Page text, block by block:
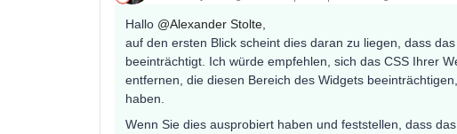
Hallo ​ @Alexander Stolte
auf den ersten Blick scheint dies daran zu liegen, dass
beeinträchtigt. Ich würde empfehlen, sich das CSS Ihrer
entfernen, die diesen Bereich des Widgets
haben.
Wenn Sie dies ausprobiert haben und feststellen, dass